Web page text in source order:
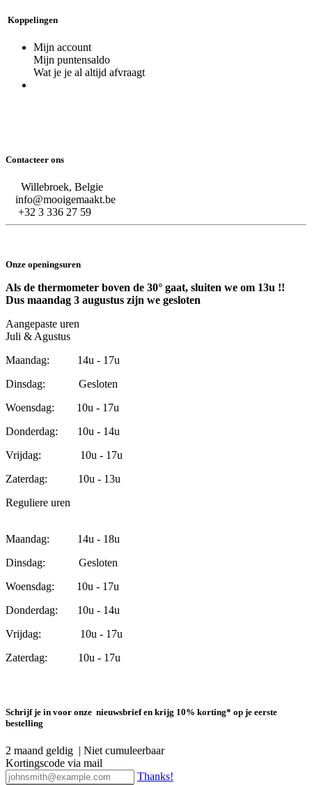
Koppelingen
Mijn account
Mijn puntensaldo
Wat je je al altijd afvraagt
Contacteer ons
Willebroek, Belgie
info@mooigemaakt.be
+32 3 336 27 59
Onze openingsuren
Als de thermometer boven de 30° gaat, sluiten we om 13u !!
Dus maandag 3 augustus zijn we gesloten
Aangepaste uren
Juli & Agustus
Maandag: 14u - 17u
Dinsdag: Gesloten
Woensdag: 10u - 17u
Donderdag: 10u - 14u
Vrijdag: 10u - 17u
Zaterdag: 10u - 13u
Reguliere uren
Maandag: 14u - 18u
Dinsdag: Gesloten
Woensdag: 10u - 17u
Donderdag: 10u - 14u
Vrijdag: 10u - 17u
Zaterdag: 10u - 17u
Schrijf je in voor onze nieuwsbrief en krijg 10% korting* op je eerste
bestelling
2 maand geldig | Niet cumuleerbaar
Kortingscode via mail
Thanks!